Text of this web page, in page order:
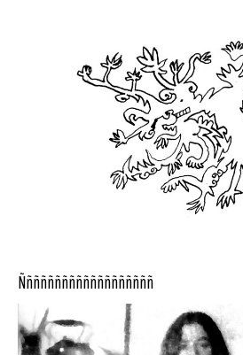
Ñññññññññññññññññññ